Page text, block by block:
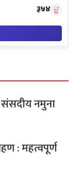
संसदीय नमुना
: महत्वपूर्ण